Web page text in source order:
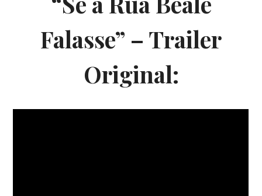
Falasse” – Trailer
Original: